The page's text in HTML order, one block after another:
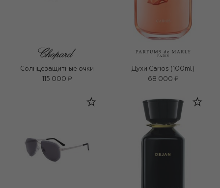
Солнцезащитные очки
115 000 ₽
Духи Carios (100ml)
68 000 ₽